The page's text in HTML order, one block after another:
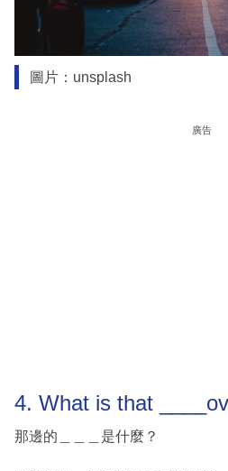
圖片：unsplash
廣告
4. What is that
那邊的＿＿＿是什麼？